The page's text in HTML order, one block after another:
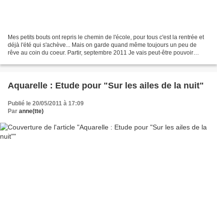
Mes petits bouts ont repris le chemin de l'école, pour tous c'est la rentrée et
déjà l'été qui s'achève... Mais on garde quand même toujours un peu de
rêve au coin du coeur. Partir, septembre 2011 Je vais peut-être pouvoir
Aquarelle : Etude pour "Sur les ailes de la nuit"
Publié le 20/05/2011 à 17:09
Par anne(tte)